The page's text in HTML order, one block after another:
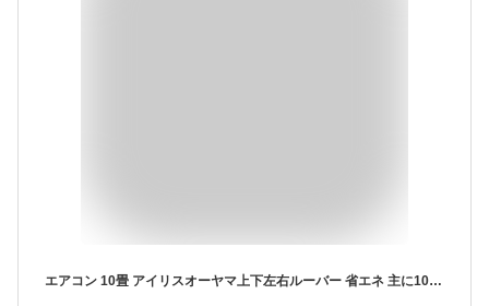
エアコン 10畳 アイリスオーヤマ上下左右ルーバー 省エネ 主に10畳用 クーラー 静音 冷房 暖房 衣類乾燥 室内機 室外機 ルームエアコン 2.8kW 単相100V対応 ゴールド ブラウン IRA-2821G IRA-2821G IRA-2821BR【工事なし】 あす楽